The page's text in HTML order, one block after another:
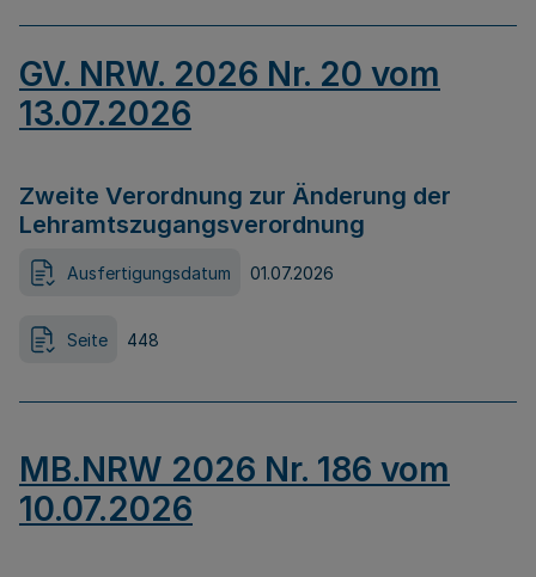
GV. NRW. 2026 Nr. 20 vom
13.07.2026
Zweite Verordnung zur Änderung der
Lehramtszugangsverordnung
Ausfertigungsdatum 01.07.2026
Seite 448
MB.NRW 2026 Nr. 186 vom
10.07.2026